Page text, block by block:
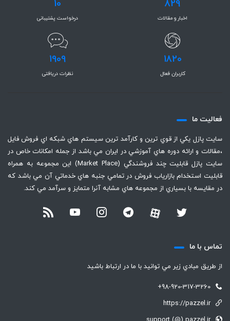
829
اخبار و مقالات
10
درخواست پشتیبانی
1820
کاربران فعال
1909
نظرات دریافتی
فعاليت ما
سايت پازل يكي از قوي ترين و كارآمد ترين سيستم هاي شبكه اي فروش فايل
،‌مقالات و ارائه دوره هاي آموزشي در ايران مي باشد از جمله امكانات خاص در
سايت پازل قابليت چند فروشندگي (Market Place) اين مجموعه به همراه
قابليت استخدام بازارياب فروش در تمامي جنبه هاي خدماتي آن مي باشد كه
در مقايسه با بسياري از مجموعه هاي مشابه آنرا متمايز و سرآمد مي كند.
تماس با ما
از طريق مبادي زير مي توانيد با ما در ارتباط باشيد
+98-920-317-3260
https://pazzel.ir